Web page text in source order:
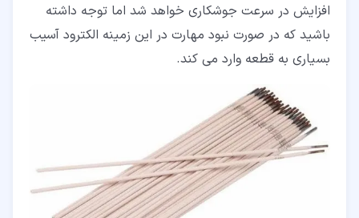
افزایش در سرعت جوشکاری خواهد شد اما توجه داشته
باشید که در صورت نبود مهارت در این زمینه الکترود آسیب
بسیاری به قطعه وارد می کند.